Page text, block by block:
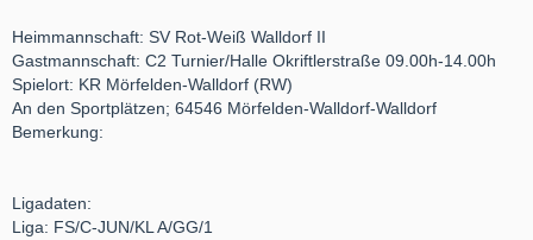
Heimmannschaft: SV Rot-Weiß Walldorf II
Gastmannschaft: C2 Turnier/Halle Okriftlerstraße 09.00h-14.00h
Spielort: KR Mörfelden-Walldorf (RW)
An den Sportplätzen; 64546 Mörfelden-Walldorf-Walldorf
Bemerkung:
Ligadaten:
Liga: FS/C-JUN/KL A/GG/1